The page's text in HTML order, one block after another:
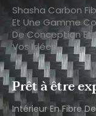
Shasha Carbon
Et Une Gamme
De Conception Et
Vos Idées.
Prêt à être
Intérieur En Fibre